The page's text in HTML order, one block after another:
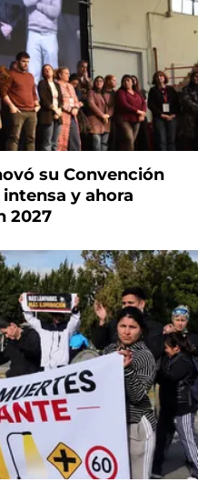
su Convención
y ahora
2027